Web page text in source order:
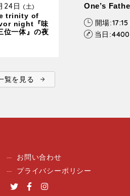
24日 (土)
trinity of
night『味
位一体』の夜
覧を見る
One’s
開場:17:15
当日:4400
お問い合わせ
プライバシーポリシー
TwitterFacebook